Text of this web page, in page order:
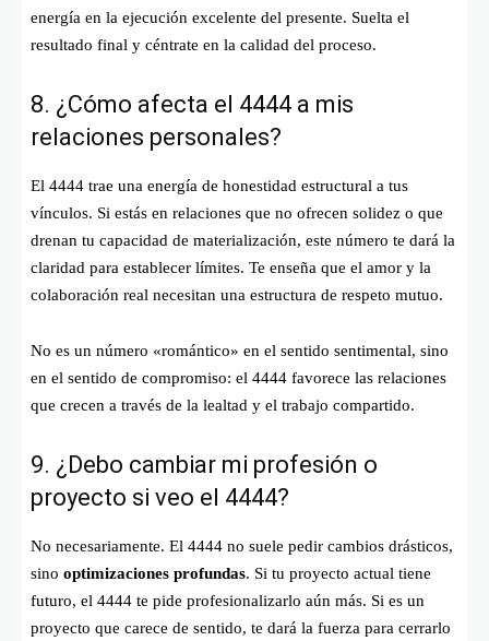
energía en la ejecución excelente del presente. Suelta el
resultado final y céntrate en la calidad del proceso.
8. ¿Cómo afecta el 4444 a mis
relaciones personales?
El 4444 trae una energía de honestidad estructural a tus
vínculos. Si estás en relaciones que no ofrecen solidez o que
drenan tu capacidad de materialización, este número te dará la
claridad para establecer límites. Te enseña que el amor y la
colaboración real necesitan una estructura de respeto mutuo.
No es un número «romántico» en el sentido sentimental, sino
en el sentido de compromiso: el 4444 favorece las relaciones
que crecen a través de la lealtad y el trabajo compartido.
9. ¿Debo cambiar mi profesión o
proyecto si veo el 4444?
No necesariamente. El 4444 no suele pedir cambios drásticos,
sino optimizaciones profundas. Si tu proyecto actual tiene
futuro, el 4444 te pide profesionalizarlo aún más. Si es un
proyecto que carece de sentido, te dará la fuerza para cerrarlo